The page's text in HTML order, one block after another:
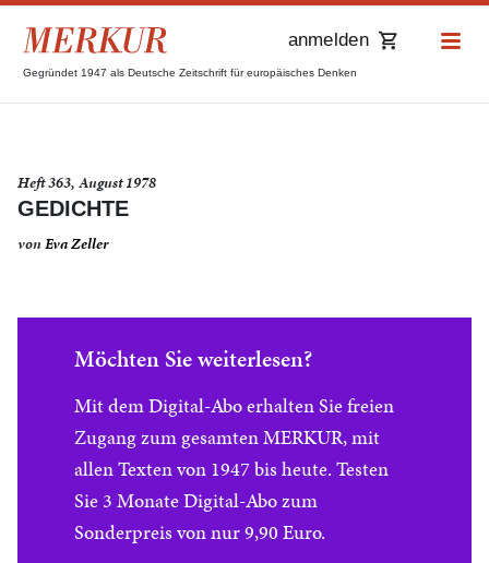
Gegründet 1947 als Deutsche Zeitschrift für europäisches Denken
anmelden
Heft 363, August 1978
GEDICHTE
vonEva Zeller
Möchten Sie weiterlesen?
Mit dem Digital-Abo erhalten Sie freien
Zugang zum gesamten MERKUR, mit
allen Texten von 1947 bis heute. Testen
Sie 3 Monate Digital-Abo zum
Sonderpreis von nur 9,90 Euro.